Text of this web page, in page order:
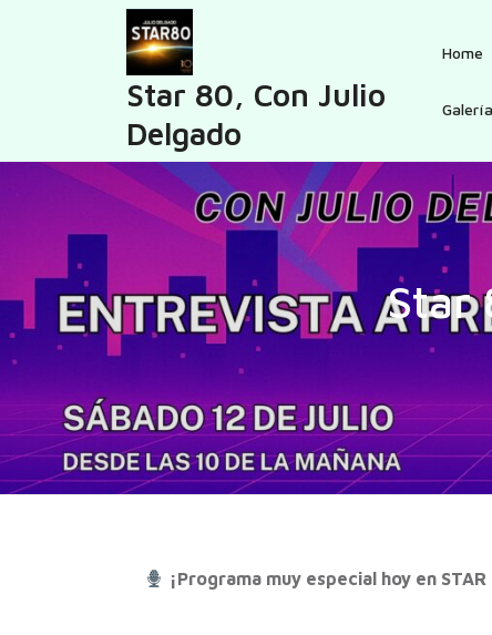
Star 80, Con Julio
Delgado
Home
Star
¡Programa muy especial hoy en